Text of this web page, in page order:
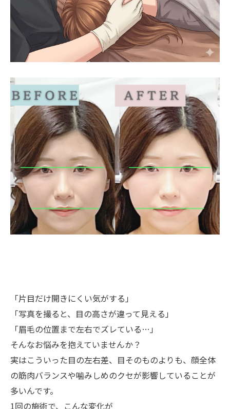
「片目だけ開きにくい気がする」
「写真を撮ると、目の高さが違って見える」
「眉毛の位置まで左右でズレている…」
そんなお悩みを抱えていませんか？
実はこういった目の左右差、目そのものよりも、顔全体
の筋肉バランスや噛みしめのクセが影響していることが
多いんです。
1回の施術で、こんな変化が